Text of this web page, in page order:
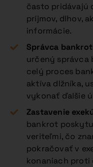
často pridávajú
príjmov, dlhov,
informácie.
Správca
určený správca
celý proces
aktíva dlžníka,
vykonať ďalšie
Zastavenie
bankrot
veriteľmi, čo
pokračovať v
konaniach proti